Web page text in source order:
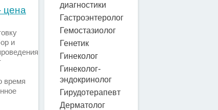
цена
и
время
диагностики
Гастроэнтеролог
Гемостазиолог
Генетик
Гинеколог
Гинеколог-
эндокринолог
Гирудотерапевт
Дерматолог